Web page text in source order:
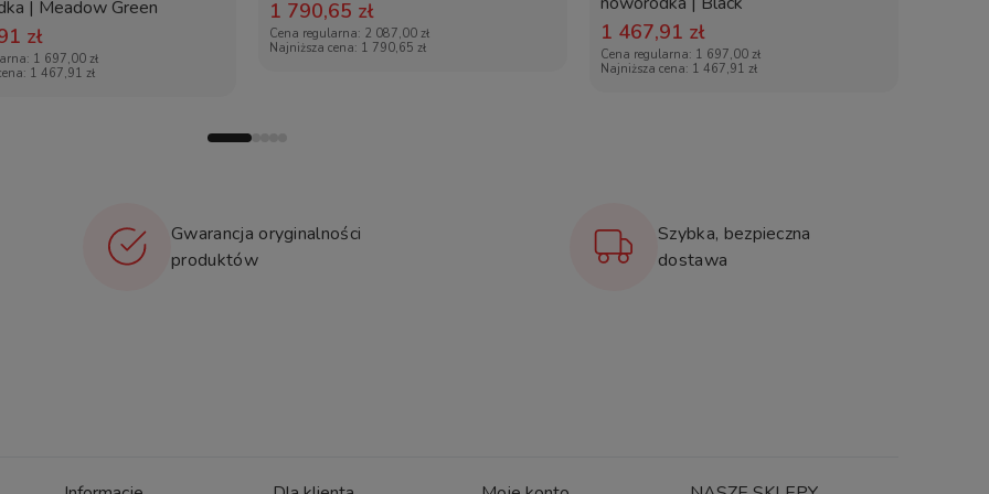
13.12.2024
| Meadow Green
zł
1 697,00 zł
1 467,91 zł
Mesh
1 790,65 zł
Cena regularna: 2 087,00 zł
Najniższa cena: 1 790,65 zł
1 467,91 zł
Cena regularna: 1 697,00 zł
Najniższa cena: 1 467,91 zł
Gwarancja oryginalności
produktów
Szybka, bezpieczna
dostawa